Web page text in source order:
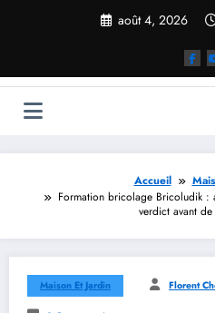
août 4, 2026
Accueil
Formation bricolage Bricoludik :
verdict avant
Maison Et Jardin Florent